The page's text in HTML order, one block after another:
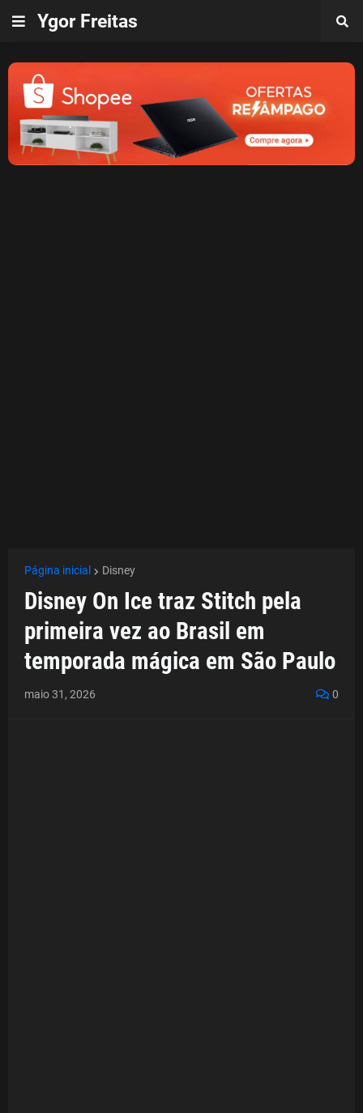
Ygor Freitas
Página inicial Disney
Disney On Ice traz Stitch pela
primeira vez ao Brasil em
temporada mágica em São Paulo
maio 31, 2026 0